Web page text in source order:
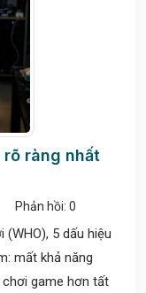
rõ ràng nhất
Phản hồi: 0
5 dấu hiệu
mất khả năng
game hơn tất